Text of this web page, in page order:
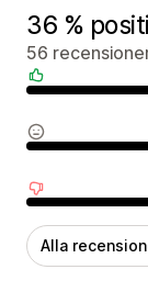
36 %
56
Positiva
Neutrala
Negativa
Alla